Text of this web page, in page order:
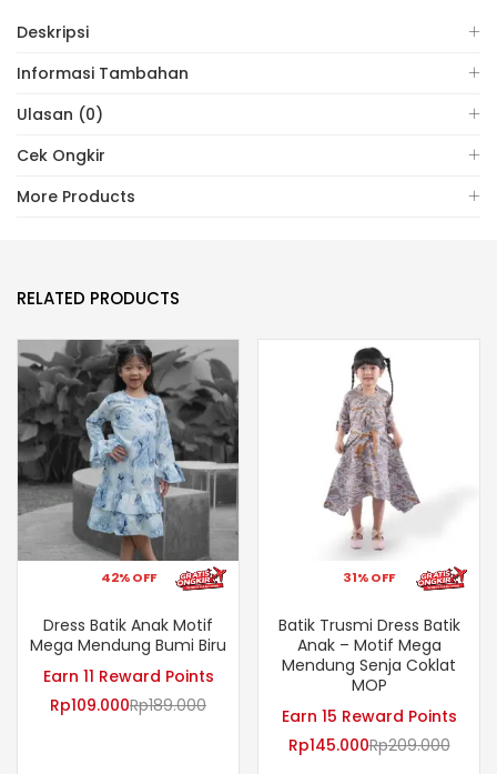
Deskripsi
Informasi Tambahan
Ulasan (0)
Cek Ongkir
More Products
RELATED PRODUCTS
42% OFF
Dress Batik Anak Motif
Mega Mendung Bumi Biru
Earn 11 Reward Points
Rp109.000Rp189.000
31% OFF
Batik Trusmi Dress Batik
Anak – Motif Mega
Mendung Senja Coklat
MOP
Earn 15 Reward Points
Rp145.000Rp209.000